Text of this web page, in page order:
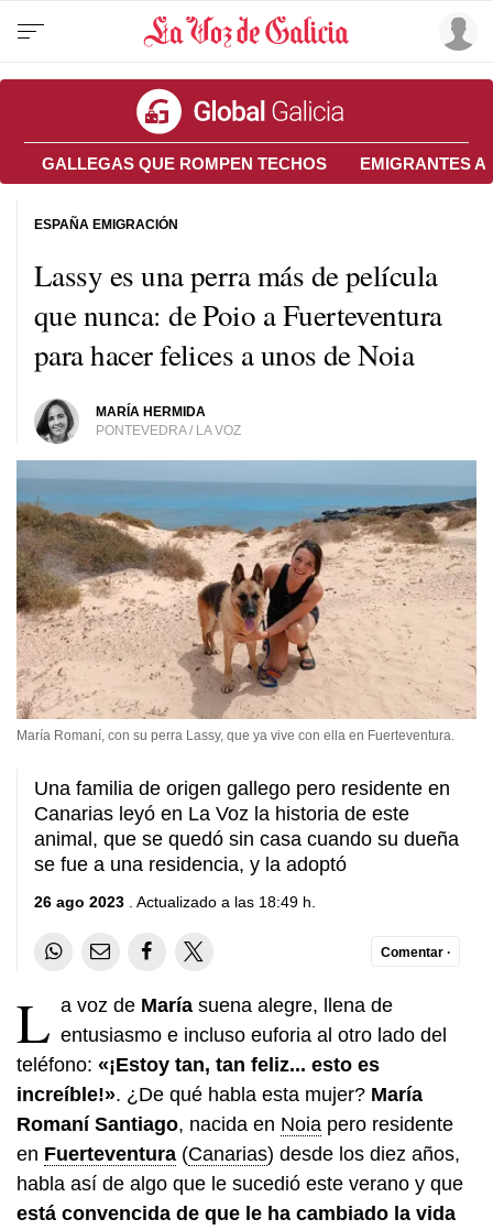
GALLEGAS QUE ROMPEN TECHOS EMIGRANTES A
Lassy es una perra más de película
que nunca: de Poio a Fuerteventura
para hacer felices a unos de Noia
MARÍA HERMIDA
PONTEVEDRA / LA VOZ
ESPAÑA EMIGRACIÓN
María Romaní, con su perra Lassy, que ya vive con ella en Fuerteventura.
Una familia de origen gallego pero residente en
Canarias leyó en La Voz la historia de este
animal, que se quedó sin casa cuando su dueña
se fue a una residencia, y la adoptó
26 ago 2023 . Actualizado a las 18:49 h.
Comentar ·
L a voz de María suena alegre, llena de
entusiasmo e incluso euforia al otro lado del
teléfono: «¡Estoy tan, tan feliz... esto es
increíble!». ¿De qué habla esta mujer? María
Romaní Santiago, nacida en Noia pero residente
en Fuerteventura (Canarias) desde los diez años,
habla así de algo que le sucedió este verano y que
está convencida de que le ha cambiado la vida